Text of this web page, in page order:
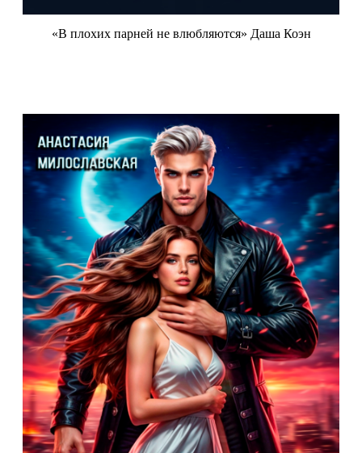
«В плохих парней не влюбляются» Даша Коэн